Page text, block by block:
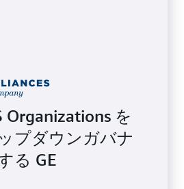
Organizations を
プダウンガバナ
る GE